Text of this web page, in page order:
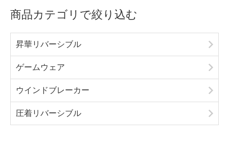
商品カテゴリで絞り込む
昇華リバーシブル
ゲームウェア
ウインドブレーカー
圧着リバーシブル